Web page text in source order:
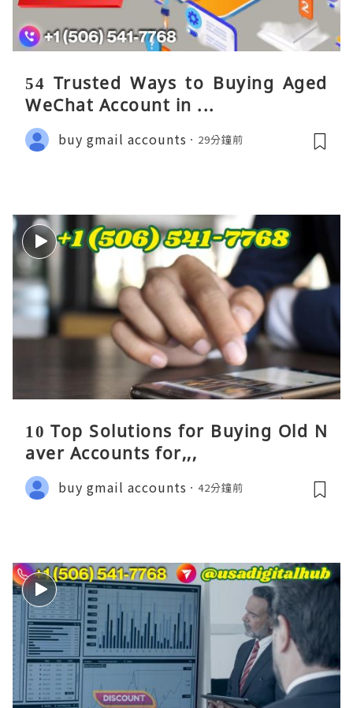
54 Trusted Ways to Buying Aged
WeChat Account in ...
buy gmail accounts 29分鐘前
10 Top Solutions for Buying Old N
aver Accounts for,,,
buy gmail accounts 42分鐘前